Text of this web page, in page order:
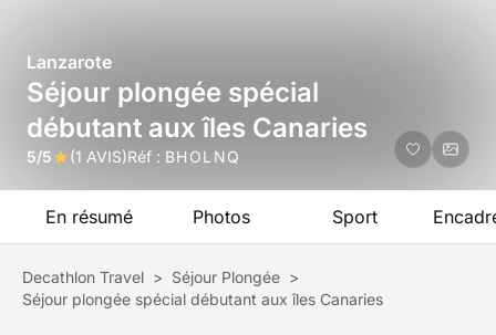
Lanzarote
Séjour plongée spécial
débutant aux îles Canaries
5/5 (1 AVIS)Réf : BHOLNQ
En résumé Photos Sport
Decathlon Travel > Séjour Plongée >
Séjour plongée spécial débutant aux îles Canaries